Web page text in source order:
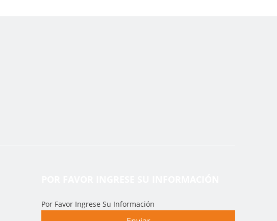
Por Favor Ingrese Su Información